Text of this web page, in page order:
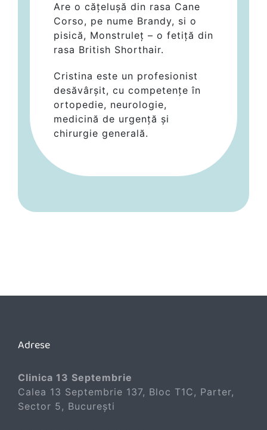
Are o cățelușă din rasa Cane
Corso, pe nume Brandy, si o
pisică, Monstruleț – o fetiță din
rasa British Shorthair.
Cristina este un profesionist
desăvârșit, cu competențe în
ortopedie, neurologie,
medicină de urgență și
chirurgie generală.
Adrese
Clinica 13 Septembrie
Calea 13 Septembrie 137, Bloc T1C, Parter,
Sector 5, București